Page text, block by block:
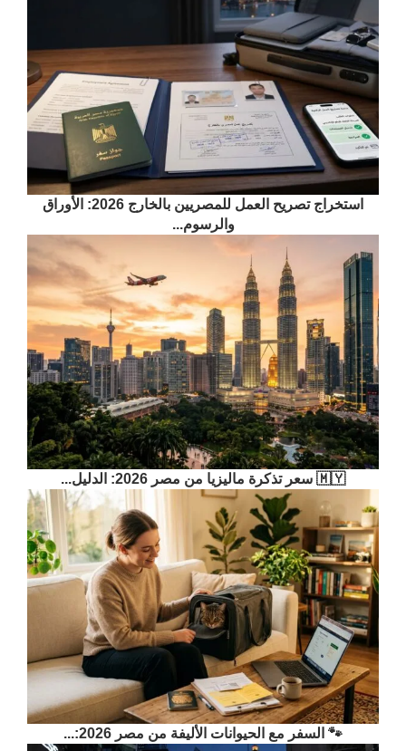
استخراج تصريح العمل للمصريين بالخارج 2026: الأوراق
والرسوم...
🇲🇾 سعر تذكرة ماليزيا من مصر 2026: الدليل...
🐾 السفر مع الحيوانات الأليفة من مصر 2026:...